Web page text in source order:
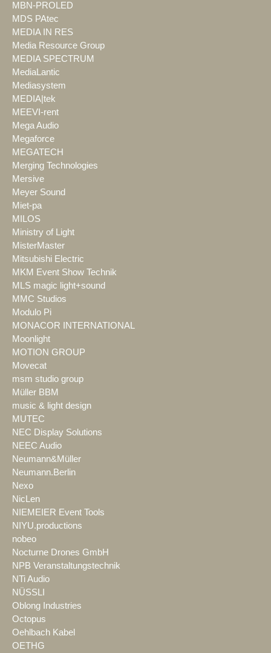
MBN-PROLED
MDS PAtec
MEDIA IN RES
Media Resource Group
MEDIA SPECTRUM
MediaLantic
Mediasystem
MEDIA|tek
MEEVI-rent
Mega Audio
Megaforce
MEGATECH
Merging Technologies
Mersive
Meyer Sound
Miet-pa
MILOS
Ministry of Light
MisterMaster
Mitsubishi Electric
MKM Event Show Technik
MLS magic light+sound
MMC Studios
Modulo Pi
MONACOR INTERNATIONAL
Moonlight
MOTION GROUP
Movecat
msm studio group
Müller BBM
music & light design
MUTEC
NEC Display Solutions
NEEC Audio
Neumann&Müller
Neumann.Berlin
Nexo
NicLen
NIEMEIER Event Tools
NIYU.productions
nobeo
Nocturne Drones GmbH
NPB Veranstaltungstechnik
NTi Audio
NÜSSLI
Oblong Industries
Octopus
Oehlbach Kabel
OETHG